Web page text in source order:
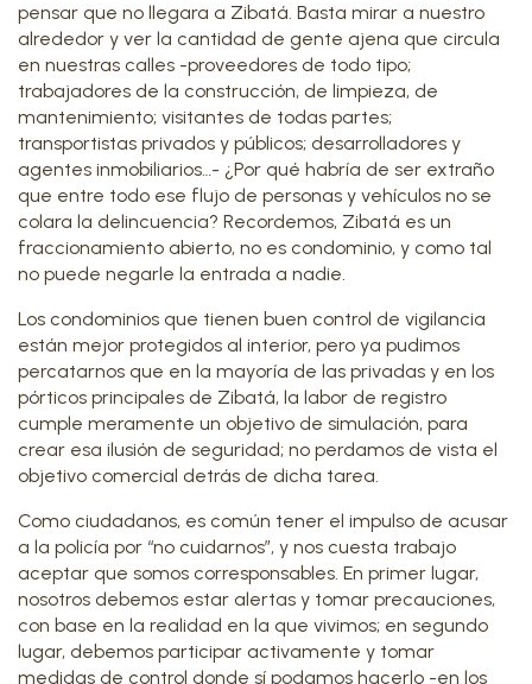
pensar que no llegara a Zibatá. Basta mirar a nuestro
alrededor y ver la cantidad de gente ajena que circula
en nuestras calles -proveedores de todo tipo;
trabajadores de la construcción, de limpieza, de
mantenimiento; visitantes de todas partes;
transportistas privados y públicos; desarrolladores y
agentes inmobiliarios…- ¿Por qué habría de ser extraño
que entre todo ese flujo de personas y vehículos no se
colara la delincuencia? Recordemos, Zibatá es un
fraccionamiento abierto, no es condominio, y como tal
no puede negarle la entrada a nadie.
Los condominios que tienen buen control de vigilancia
están mejor protegidos al interior, pero ya pudimos
percatarnos que en la mayoría de las privadas y en los
pórticos principales de Zibatá, la labor de registro
cumple meramente un objetivo de simulación, para
crear esa ilusión de seguridad; no perdamos de vista el
objetivo comercial detrás de dicha tarea.
Como ciudadanos, es común tener el impulso de acusar
a la policía por “no cuidarnos”, y nos cuesta trabajo
aceptar que somos corresponsables. En primer lugar,
nosotros debemos estar alertas y tomar precauciones,
con base en la realidad en la que vivimos; en segundo
lugar, debemos participar activamente y tomar
medidas de control donde sí podamos hacerlo -en los